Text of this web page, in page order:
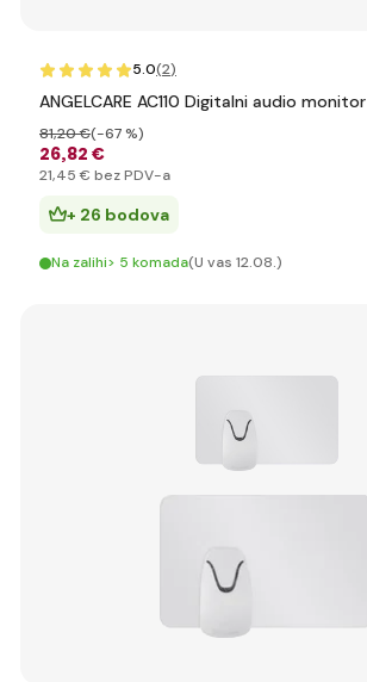
5.0(2)
ANGELCARE AC110 Digitalni audio monitor
26,82 €
81,20 €(-67 %)
21,45 € bez PDV-a
+ 26 bodova
Na zalihi> 5 komada(U vas 12.08.)